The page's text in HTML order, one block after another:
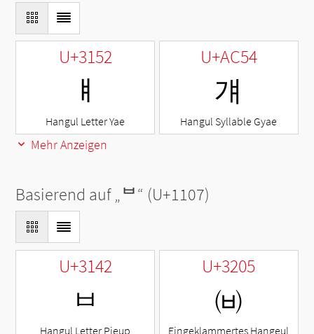
U+3152
ㅒ
Hangul Letter Yae
U+AC54
걔
Hangul Syllable Gyae
Mehr Anzeigen
Basierend auf „ᄇ“ (U+1107)
U+3142
ㅂ
Hangul Letter Pieup
U+3205
㈅
Eingeklammertes Hangeul